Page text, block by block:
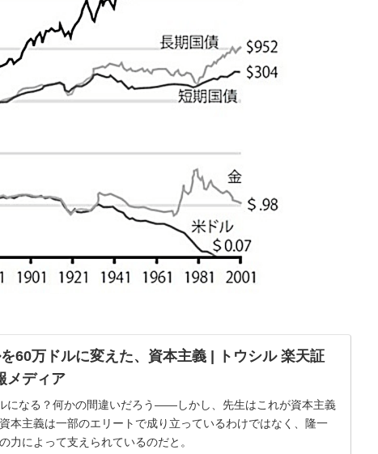
60万ドルに変えた、資本主義 | トウシル 楽天証
メディア
になる？何かの間違いだろう――しかし、先生はこれが資本主義
本主義は一部のエリートで成り立っているわけではなく、隆一
力によって支えられているのだと。